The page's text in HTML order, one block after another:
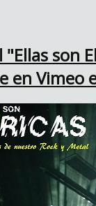
son
en Vimeo